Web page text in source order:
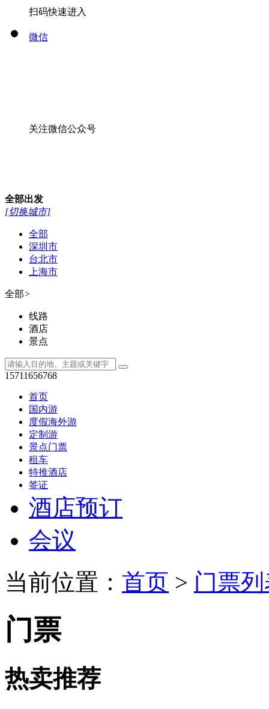
扫码快速进入
微信
关注微信公众号
全部出发
[切换城市]
全部
深圳市
台北市
上海市
全部>
线路
酒店
景点
15711656768
首页
国内游
度假海外游
定制游
景点门票
租车
特推酒店
签证
酒店预订
会议
当前位置： 首页 > 门票
门票
热卖推荐